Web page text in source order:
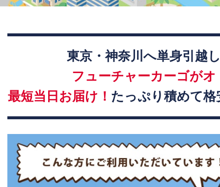
東京・神奈川へ単身引越
フューチャーカーゴがオ
最短当日お届け！ たっぷり積めて